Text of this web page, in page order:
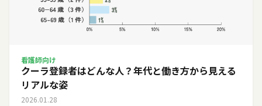
看護師向け
クーラ登録者はどんな人？年代と働き方から見える
リアルな姿
2026.01.28